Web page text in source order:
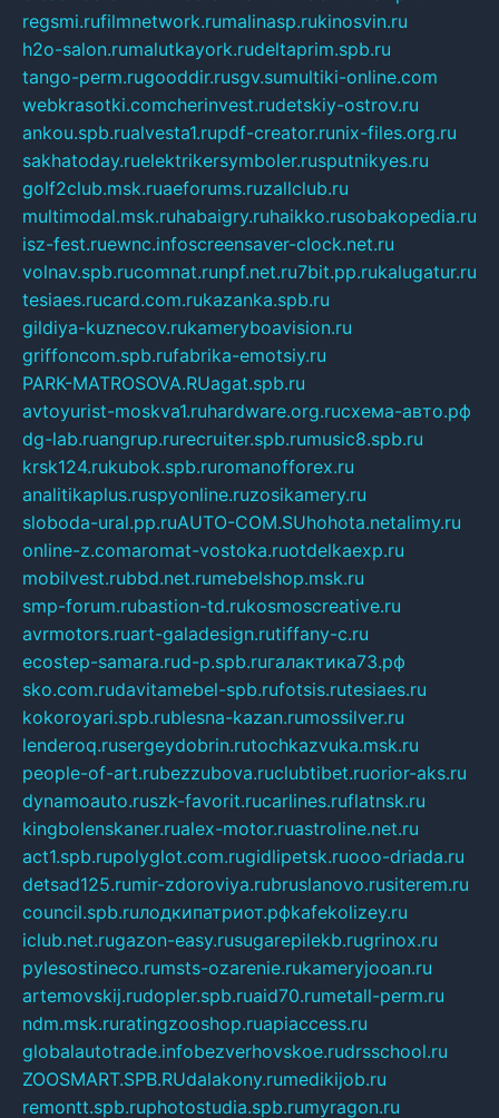
regsmi.rufilmnetwork.rumalinasp.rukinosvin.ru
h2o-salon.rumalutkayork.rudeltaprim.spb.ru
tango-perm.rugooddir.rusgv.sumultiki-online.com
webkrasotki.comcherinvest.rudetskiy-ostrov.ru
ankou.spb.rualvesta1.rupdf-creator.runix-files.org.ru
sakhatoday.ruelektrikersymboler.rusputnikyes.ru
golf2club.msk.ruaeforums.ruzallclub.ru
multimodal.msk.ruhabaigry.ruhaikko.rusobakopedia.ru
isz-fest.ruewnc.infoscreensaver-clock.net.ru
volnav.spb.rucomnat.runpf.net.ru7bit.pp.rukalugatur.ru
tesiaes.rucard.com.rukazanka.spb.ru
gildiya-kuznecov.rukameryboavision.ru
griffoncom.spb.rufabrika-emotsiy.ru
PARK-MATROSOVA.RUagat.spb.ru
avtoyurist-moskva1.ruhardware.org.ruсхема-авто.рф
dg-lab.ruangrup.rurecruiter.spb.rumusic8.spb.ru
krsk124.rukubok.spb.ruromanofforex.ru
analitikaplus.ruspyonline.ruzosikamery.ru
sloboda-ural.pp.ruAUTO-COM.SUhohota.netalimy.ru
online-z.comaromat-vostoka.ruotdelkaexp.ru
mobilvest.rubbd.net.rumebelshop.msk.ru
smp-forum.rubastion-td.rukosmoscreative.ru
avrmotors.ruart-galadesign.rutiffany-c.ru
ecostep-samara.rud-p.spb.ruгалактика73.рф
sko.com.rudavitamebel-spb.rufotsis.rutesiaes.ru
kokoroyari.spb.rublesna-kazan.rumossilver.ru
lenderoq.rusergeydobrin.rutochkazvuka.msk.ru
people-of-art.rubezzubova.ruclubtibet.ruorior-aks.ru
dynamoauto.ruszk-favorit.rucarlines.ruflatnsk.ru
kingbolenskaner.rualex-motor.ruastroline.net.ru
act1.spb.rupolyglot.com.rugidlipetsk.ruooo-driada.ru
detsad125.rumir-zdoroviya.rubruslanovo.rusiterem.ru
council.spb.ruлодкипатриот.рфkafekolizey.ru
iclub.net.rugazon-easy.rusugarepilekb.rugrinox.ru
pylesostineco.rumsts-ozarenie.rukameryjooan.ru
artemovskij.rudopler.spb.ruaid70.rumetall-perm.ru
ndm.msk.ruratingzooshop.ruapiaccess.ru
globalautotrade.infobezverhovskoe.rudrsschool.ru
ZOOSMART.SPB.RUdalakony.rumedikijob.ru
remontt.spb.ruphotostudia.spb.rumyragon.ru